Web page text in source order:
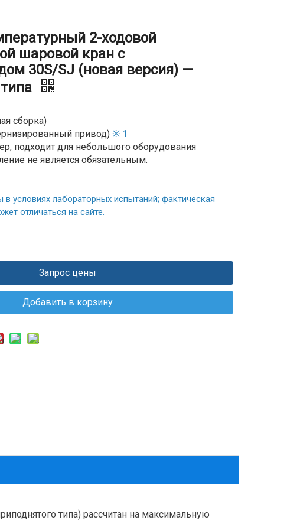
2-ходовой
шаровой кран с
30S/SJ (новая версия) —
сборка)
привод) ※ 1
подходит для небольшого оборудования
не является обязательным.
условиях лабораторных испытаний; фактическая
отличаться на сайте.
Запрос цены
Добавить в корзину
типа) рассчитан на максимальную